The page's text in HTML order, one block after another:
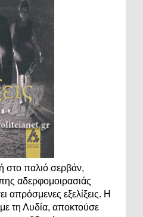
στο παλιό σερβάν,
αδερφομοιρασιάς
απρόσμενες εξελίξεις. Η
τη Λυδία, αποκτούσε